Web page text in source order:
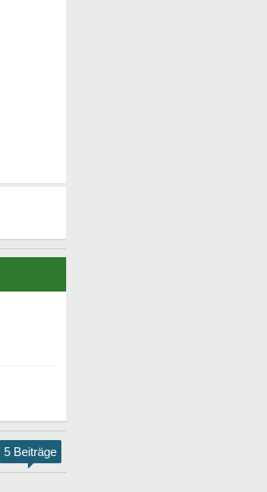
5 Beiträge